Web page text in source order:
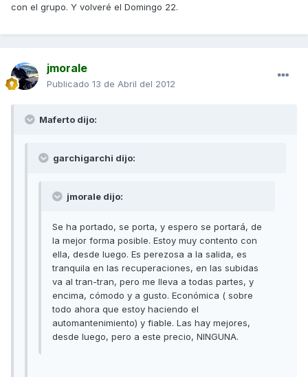
con el grupo. Y volveré el Domingo 22.
jmorale
Publicado 13 de Abril del 2012
Maferto dijo:
garchigarchi dijo:
jmorale dijo:
Se ha portado, se porta, y espero se portará, de
la mejor forma posible. Estoy muy contento con
ella, desde luego. Es perezosa a la salida, es
tranquila en las recuperaciones, en las subidas
va al tran-tran, pero me lleva a todas partes, y
encima, cómodo y a gusto. Económica ( sobre
todo ahora que estoy haciendo el
automantenimiento) y fiable. Las hay mejores,
desde luego, pero a este precio, NINGUNA.